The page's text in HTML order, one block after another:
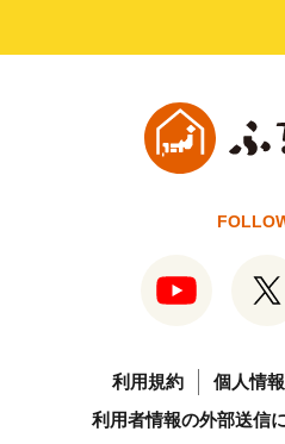
利用規約
個人情
利用者情報の外部送信